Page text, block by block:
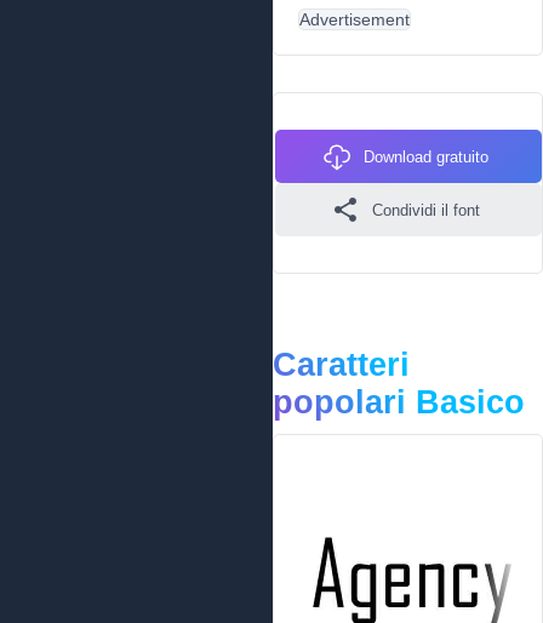
Advertisement
Download gratuito
Condividi il font
Caratteri
popolari Basico